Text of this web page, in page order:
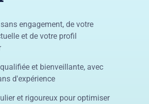
engagement, de votre
et de votre profil
et bienveillante, avec
d'expérience
et rigoureux pour optimiser